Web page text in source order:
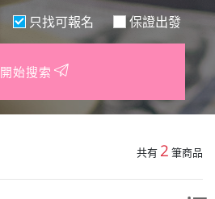
只找可報名 保證出發
開始搜索
共有 2 筆商品